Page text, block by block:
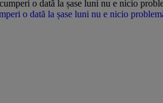
o dată la șase luni nu e nicio